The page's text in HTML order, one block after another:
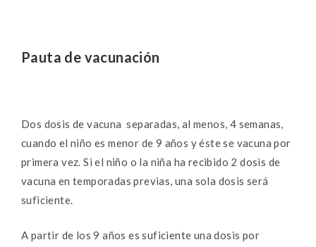
Pauta de vacunación
Dos dosis de vacuna separadas, al menos, 4 semanas,
cuando el niño es menor de 9 años y éste se vacuna por
primera vez. Si el niño o la niña ha recibido 2 dosis de
vacuna en temporadas previas, una sola dosis será
suficiente.
A partir de los 9 años es suficiente una dosis por